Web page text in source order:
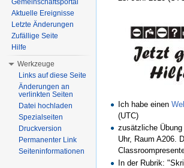
Ich habe einen
(UTC)
zusätzliche
Uhr, Raum A206.
In der Rubrik:
Gemeinschaftsportal
Aktuelle Ereignisse
Letzte Änderungen
Zufällige Seite
Hilfe
Werkzeuge
Links auf diese Seite
Änderungen an
verlinkten Seiten
Datei hochladen
Spezialseiten
Druckversion
Permanenter Link
Seiteninformationen